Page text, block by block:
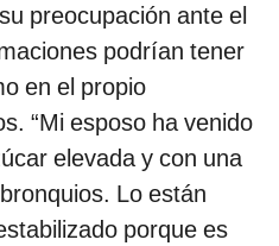
preocupación ante el
podrían tener
en el propio
“Mi esposo ha venido
elevada y con una
Lo están
porque es